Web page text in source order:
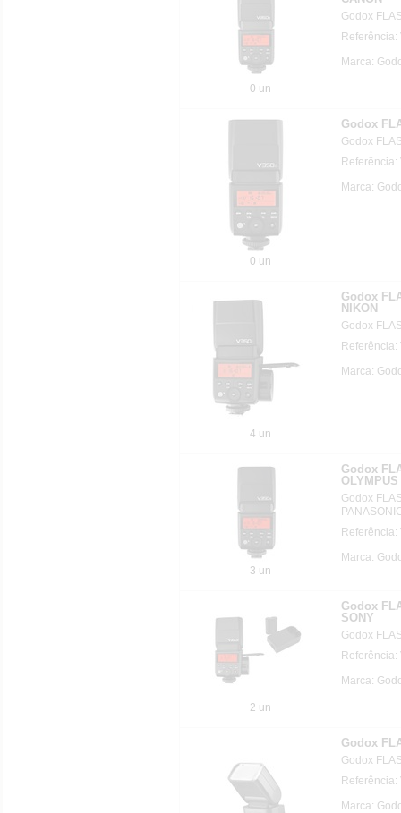
0 un
Godox
Referência:
Marca:
0 un
Godox
Godox
Referência:
Marca:
4 un
Godox
NIKON
Godox
Referência:
Marca:
3 un
Godox
Godox
Referência:
Marca:
2 un
Godox
SONY
Godox
Referência:
Marca:
Godox
Godox
Referência:
Marca: